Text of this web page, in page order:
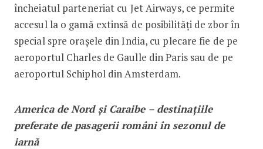
încheiatul parteneriat cu Jet Airways, ce permite
accesul la o gamă extinsă de posibilități de zbor în
special spre orașele din India, cu plecare fie de pe
aeroportul Charles de Gaulle din Paris sau de pe
aeroportul Schiphol din Amsterdam.
America de Nord și Caraibe – destinațiile
preferate de pasagerii români în sezonul de
iarnă